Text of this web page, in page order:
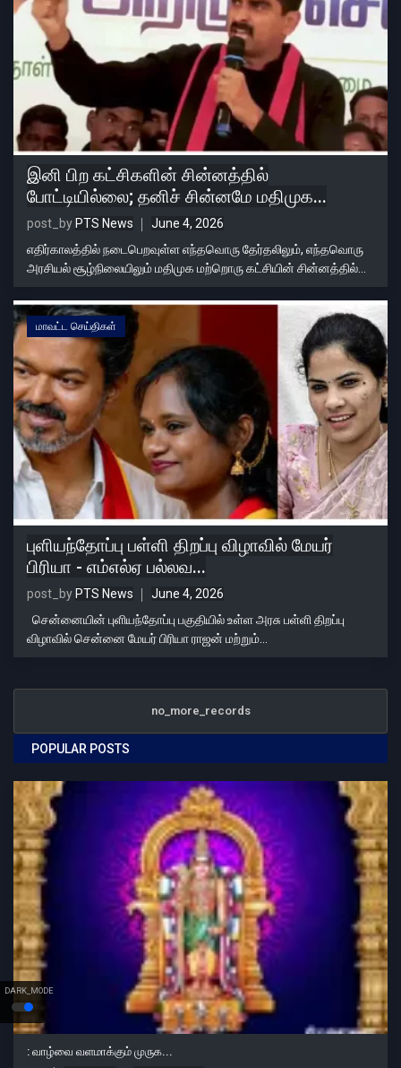
DARK_MODE
இனி பிற கட்சிகளின் சின்னத்தில்
போட்டியில்லை; தனிச் சின்னமே மதிமுக...
post_by PTS News
June 4, 2026
எதிர்காலத்தில் நடைபெறவுள்ள எந்தவொரு தேர்தலிலும், எந்தவொரு
அரசியல் சூழ்நிலையிலும் மதிமுக மற்றொரு கட்சியின் சின்னத்தில்...
மாவட்ட செய்திகள்
புளியந்தோப்பு பள்ளி திறப்பு விழாவில் மேயர்
பிரியா - எம்எல்ஏ பல்லவ...
post_by PTS News
June 4, 2026
சென்னையின் புளியந்தோப்பு பகுதியில் உள்ள அரசு பள்ளி திறப்பு
விழாவில் சென்னை மேயர் பிரியா ராஜன் மற்றும்...
no_more_records
POPULAR POSTS
: வாழ்வை வளமாக்கும் முருக...